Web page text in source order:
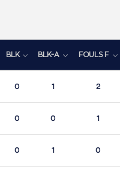
BLK BLK-A FOULS F
0 1 2
0 0 1
0 1 0